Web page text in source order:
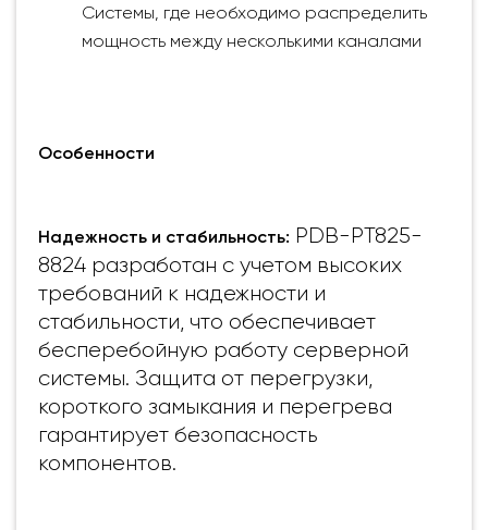
Системы, где необходимо распределить
мощность между несколькими каналами
Особенности
Надежность и стабильность: PDB-PT825-
8824 разработан с учетом высоких
требований к надежности и
стабильности, что обеспечивает
бесперебойную работу серверной
системы. Защита от перегрузки,
короткого замыкания и перегрева
гарантирует безопасность
компонентов.